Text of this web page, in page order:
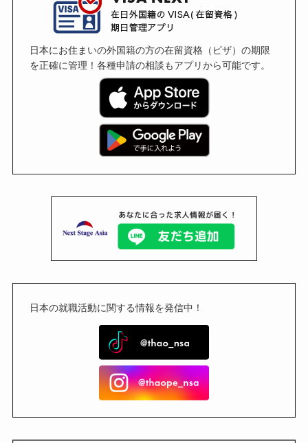
日本にお住まいの外国籍の方の在留資格（ビザ）の期限
を正確に管理！各種申請の相談もアプリから可能です。
日本の就職活動に関する情報を発信中！